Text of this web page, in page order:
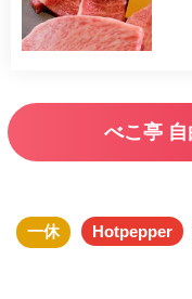
べこ亭
一休 Hotpepper